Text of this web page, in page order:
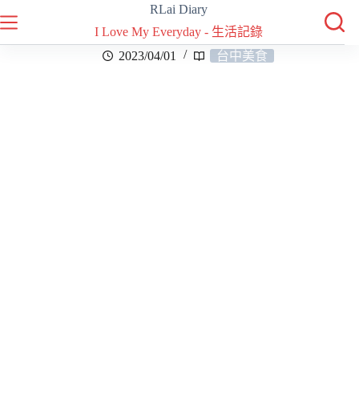
RLai Diary
I Love My Everyday - 生活記錄
2023/04/01
台中美食